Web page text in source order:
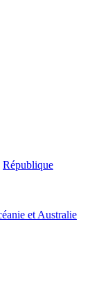
République
et Australie